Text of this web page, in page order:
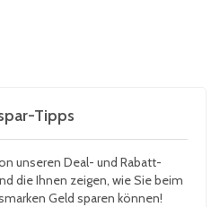
Tipps
unseren Deal- und Rabatt-
die Ihnen zeigen, wie Sie beim
Geld sparen können!